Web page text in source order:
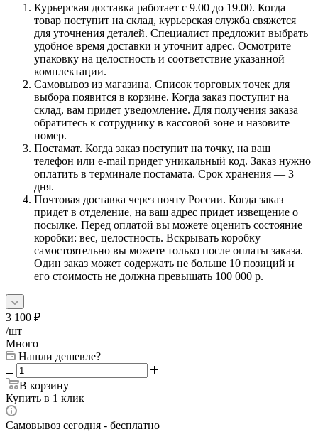
Курьерская доставка работает с 9.00 до 19.00. Когда
товар поступит на склад, курьерская служба свяжется
для уточнения деталей. Специалист предложит выбрать
удобное время доставки и уточнит адрес. Осмотрите
упаковку на целостность и соответствие указанной
комплектации.
Самовывоз из магазина. Список торговых точек для
выбора появится в корзине. Когда заказ поступит на
склад, вам придет уведомление. Для получения заказа
обратитесь к сотруднику в кассовой зоне и назовите
номер.
Постамат. Когда заказ поступит на точку, на ваш
телефон или e-mail придет уникальный код. Заказ нужно
оплатить в терминале постамата. Срок хранения — 3
дня.
Почтовая доставка через почту России. Когда заказ
придет в отделение, на ваш адрес придет извещение о
посылке. Перед оплатой вы можете оценить состояние
коробки: вес, целостность. Вскрывать коробку
самостоятельно вы можете только после оплаты заказа.
Один заказ может содержать не больше 10 позиций и
его стоимость не должна превышать 100 000 р.
3 100 ₽
/шт
Много
Нашли дешевле?
В корзину
Купить в 1 клик
Самовывоз сегодня - бесплатно